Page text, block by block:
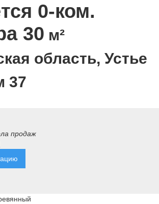
0-ком.
30 м²
область, Устье
37
продаж